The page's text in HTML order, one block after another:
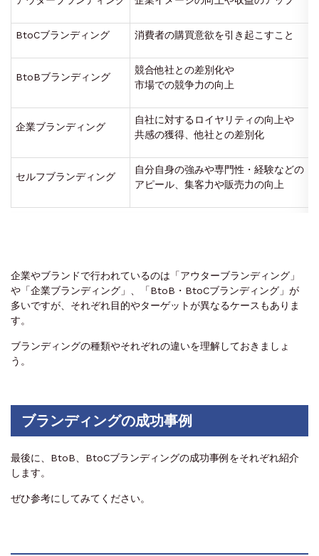
BtoCブランディング 消費者の購買意欲を引き起こすこと
BtoBブランディング
競合他社との差別化や
市場での競争力の向上
企業ブランディング
自社に対するロイヤリティの向上や
共感の獲得、他社との差別化
セルフブランディング
自分自身の強みや専門性・経験などの
アピール、集客力や販売力の向上
企業やブランドで行われているのは「アウターブランディング」
や「企業ブランディング」、「BtoB・BtoCブランディング」が
多いですが、それぞれ目的やターゲットが異なるケースもありま
す。
ブランディングの種類やそれぞれの違いを理解しておきましょ
う。
ブランディングの成功事例
最後に、BtoB、BtoCブランディングの成功事例をそれぞれ紹介
します。
ぜひ参考にしてみてください。